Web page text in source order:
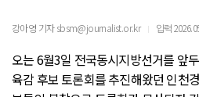
강아영 기자 sbsm@journalist.or.kr ｜ 입력
오는 6월3일 전국동시지방선거를 앞
육감 후보 토론회를 추진해왔던 인천